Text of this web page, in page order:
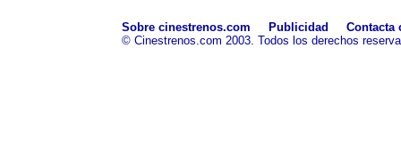
Sobre cinestrenos.com Publicidad
Contacta
© Cinestrenos.com 2003. Todos los derechos